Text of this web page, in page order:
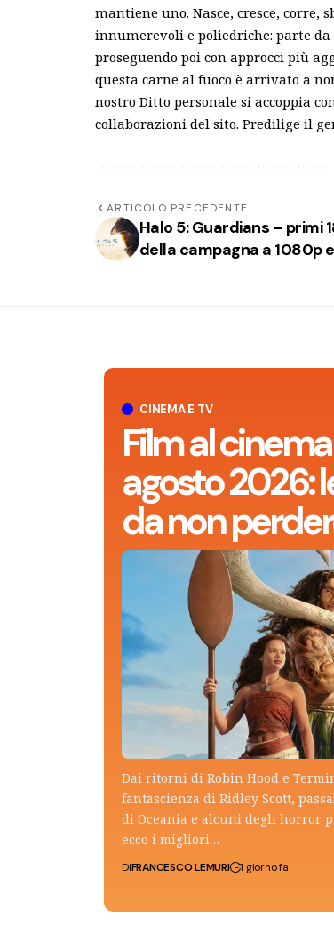
mantiene uno. Nasce, cresce, corre,
innumerevoli e poliedriche: parte da
proseguendo poi con approcci più
questa carne al fuoco è arrivato a
nostro Ditto personale si accoppia
collaborazioni del sito. Predilige il
ARTICOLO PRECEDENTE
Halo 5: Guardians – primi
della campagna a 1080p
CINEMA E TV
Film al
agosto 2026:
da non
Dai ritorni di Robin Hood e
fantascienza di Ridley Scott,
di Oceania e alcuni degli horror
ecco i migliori…
DiFRANCESCO LEMURI 1 giorno fa